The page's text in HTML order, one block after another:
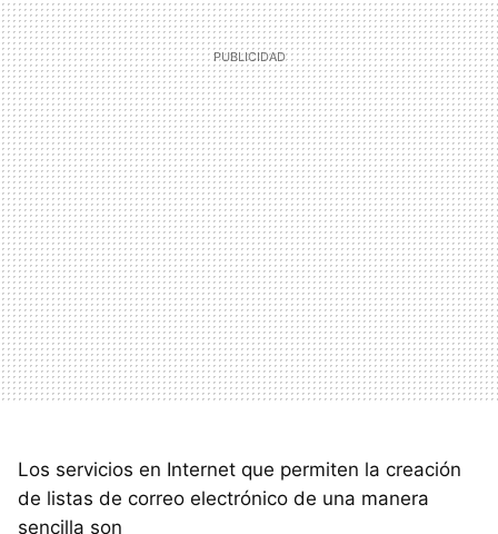
Los servicios en Internet que permiten la creación
de listas de correo electrónico de una manera
sencilla son